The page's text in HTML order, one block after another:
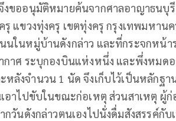
ขออนุมัติหมายค้นจากศาลอาญาธนบุ
แขวงทุ่งครุ เขตทุ่งครุ กรุงเทพมหาน
นในหมู่บ้านดังกล่าว และที่กระจกหน้า
กาศ ระบุกองบินแห่งหนึ่ง และพึ่งหมด
ลังจำนวน 1 นัด จึงเก็บไว้เป็นหลักฐา
อาไปขับในขณะก่อเหตุ ส่วนสาเหตุ ผู้ก่
กวันดังกล่าวตนเองไปนั่งดื่มสังสรรค์กั